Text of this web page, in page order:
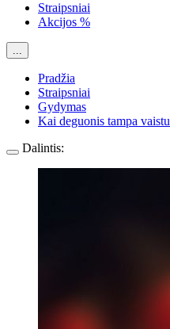
Straipsniai
Akcijos %
...
Pradžia
Straipsniai
Gydymas
Kai deguonis tampa vaistu
Dalintis: